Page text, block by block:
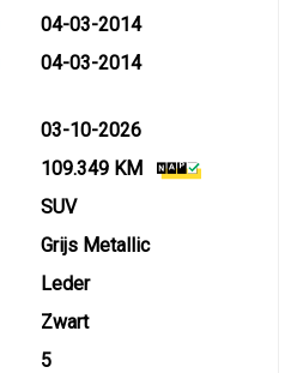
04-03-2014
04-03-2014
03-10-2026
109.349 KM
SUV
Grijs Metallic
Leder
Zwart
5